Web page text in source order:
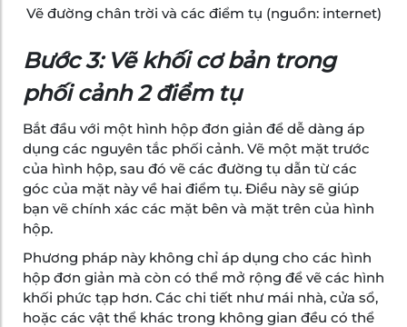
Vẽ đường chân trời và các điểm tụ (nguồn: internet)
Bước 3: Vẽ khối cơ bản trong
phối cảnh 2 điểm tụ
Bắt đầu với một hình hộp đơn giản để dễ dàng áp
dụng các nguyên tắc phối cảnh. Vẽ một mặt trước
của hình hộp, sau đó vẽ các đường tụ dẫn từ các
góc của mặt này về hai điểm tụ. Điều này sẽ giúp
bạn vẽ chính xác các mặt bên và mặt trên của hình
hộp.
Phương pháp này không chỉ áp dụng cho các hình
hộp đơn giản mà còn có thể mở rộng để vẽ các hình
khối phức tạp hơn. Các chi tiết như mái nhà, cửa sổ,
hoặc các vật thể khác trong không gian đều có thể